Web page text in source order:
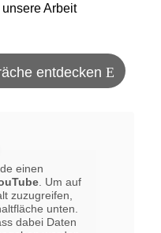
Arbeit
entdecken
einen
. Um auf
zuzugreifen,
unten.
dabei Daten